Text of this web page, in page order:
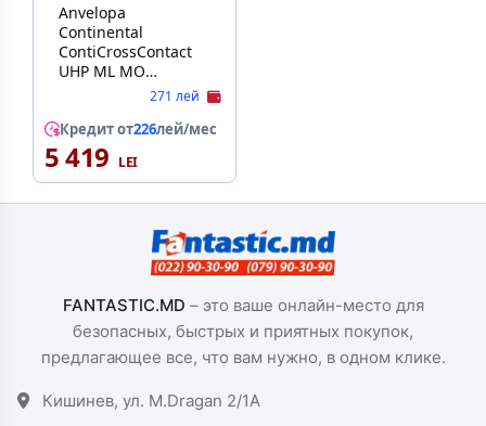
Anvelopa
Continental
ContiCrossContact
UHP ML MO
285/45/R 19/ 107W
271 лей
Кредит от226лей/мес
5 419
FANTASTIC.MD – это ваше онлайн-место для
безопасных, быстрых и приятных покупок,
предлагающее все, что вам нужно, в одном клике.
Кишинев, ул. M.Dragan 2/1A